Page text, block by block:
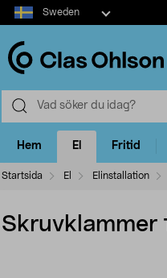
Select
market
Sweden
Hem El Fritid
Startsida El Elinstallation
Skruvklammer